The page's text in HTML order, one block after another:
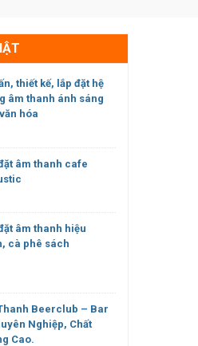
thiết kế, lắp đặt hệ
âm thanh ánh sáng
hóa
âm thanh cafe
âm thanh hiệu
cà phê sách
Beerclub – Bar
Nghiệp, Chất
Cao.